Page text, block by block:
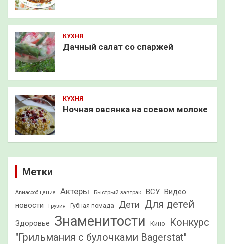
КУХНЯ
Дачный салат со спаржей
КУХНЯ
Ночная овсянка на соевом молоке
Метки
Авиасообщение Актеры Быстрый завтрак ВСУ Видео
новости
Грузия Губная помада Дети Для детей
Здоровье Знаменитости Кино
Конкурс
"Грильмания с булочками Bagerstat"